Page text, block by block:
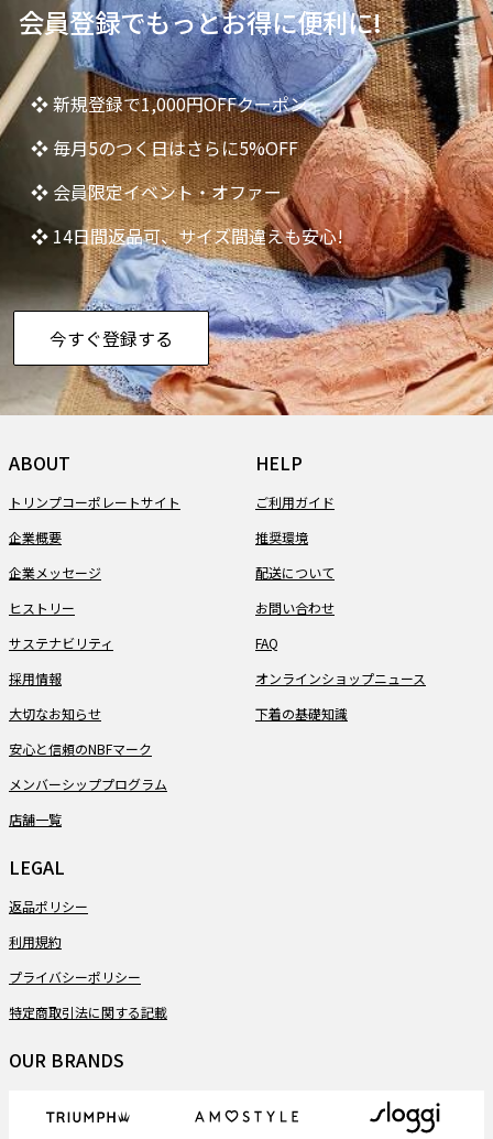
会員登録でもっとお得に便利に!
❖ 新規登録で1,000円OFFクーポン
❖ 毎月5のつく日はさらに5%OFF
❖ 会員限定イベント・オファー
❖ 14日間返品可、サイズ間違えも安心!
今すぐ登録する
ABOUT
トリンプコーポレートサイト
企業概要
企業メッセージ
ヒストリー
サステナビリティ
採用情報
大切なお知らせ
安心と信頼のNBFマーク
メンバーシッププログラム
店舗一覧
HELP
ご利用ガイド
推奨環境
配送について
お問い合わせ
FAQ
オンラインショップニュース
下着の基礎知識
LEGAL
返品ポリシー
利用規約
プライバシーポリシー
特定商取引法に関する記載
OUR BRANDS